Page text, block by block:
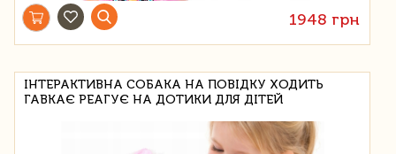
1948 грн
ІНТЕРАКТИВНА СОБАКА НА ПОВІДКУ ХОДИТЬ
ГАВКАЄ РЕАГУЄ НА ДОТИКИ ДЛЯ ДІТЕЙ